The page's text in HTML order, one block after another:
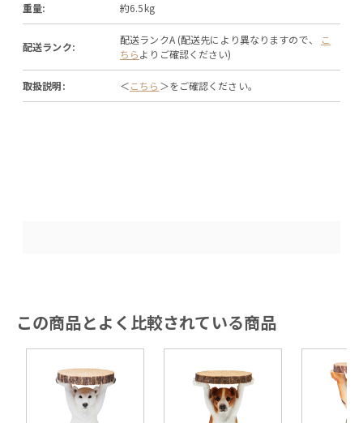
重量: 約6.5kg
配送ランク:
配送ランクA (配送先により異なりますので、
こ
ちらよりご確認ください)
取扱説明: ＜こちら ＞をご確認ください。
この商品とよく比較されている商品